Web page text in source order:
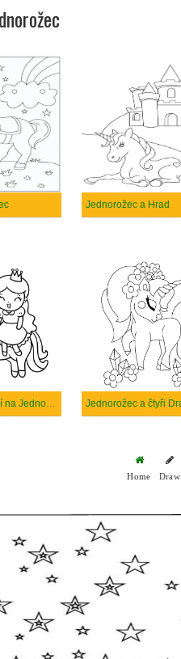
Jednorožec a Hrad
Princezna Sedící na Jednorožci
Home Draw